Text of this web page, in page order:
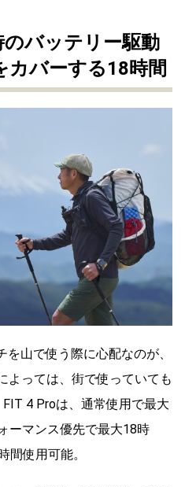
のバッテリー駆動
カバーする18時間
山で使う際に心配なのが、
よっては、街で使っていても
4 Proは、通常使用で最大
ーマンス優先で最大18時
間使用可能。